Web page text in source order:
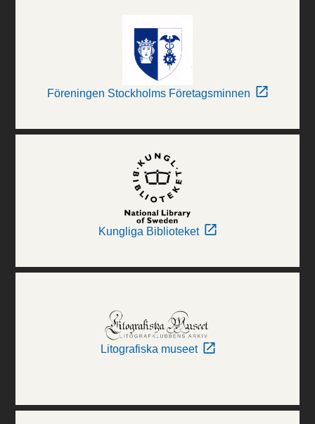
Föreningen Stockholms Företagsminnen
Kungliga Biblioteket
Litografiska museet